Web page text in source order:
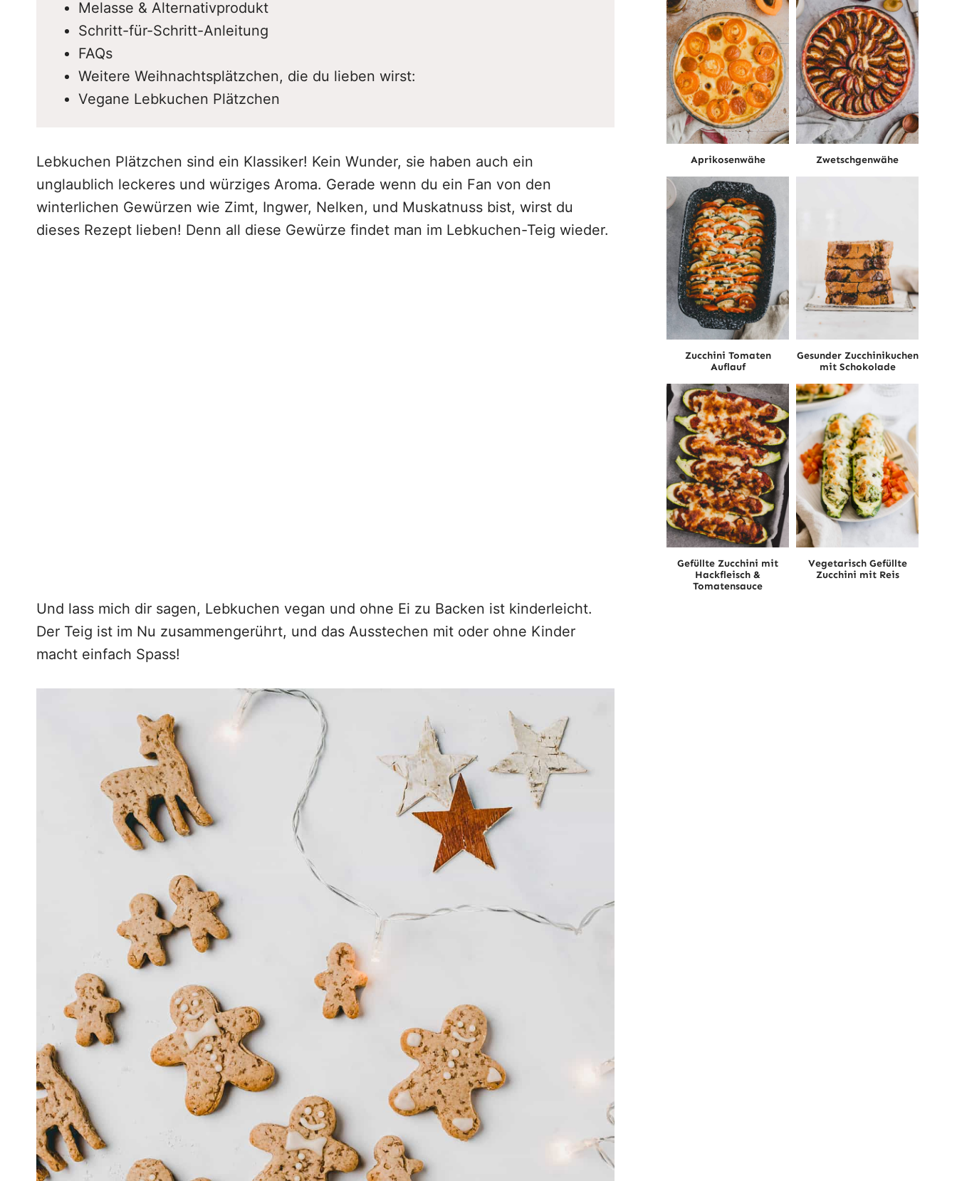
Melasse & Alternativprodukt
Schritt-für-Schritt-Anleitung
FAQs
Weitere Weihnachtsplätzchen, die du lieben wirst:
Vegane Lebkuchen Plätzchen
Lebkuchen Plätzchen sind ein Klassiker! Kein Wunder, sie haben auch ein
unglaublich leckeres und würziges Aroma. Gerade wenn du ein Fan von den
winterlichen Gewürzen wie Zimt, Ingwer, Nelken, und Muskatnuss bist, wirst du
dieses Rezept lieben! Denn all diese Gewürze findet man im Lebkuchen-Teig wieder.
Und lass mich dir sagen, Lebkuchen vegan und ohne Ei zu Backen ist kinderleicht.
Der Teig ist im Nu zusammengerührt, und das Ausstechen mit oder ohne Kinder
macht einfach Spass!
Aprikosenwähe Zwetschgenwähe
Zucchini Tomaten
Auflauf
Gesunder Zucchinikuchen
mit Schokolade
Gefüllte Zucchini mit
Hackfleisch &
Tomatensauce
Vegetarisch Gefüllte
Zucchini mit Reis